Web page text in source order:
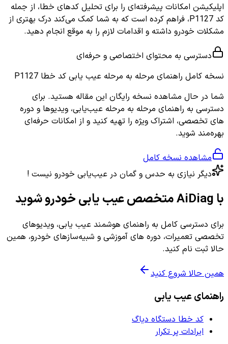
اپلیکیشن امکانات پیشرفته‌ای را برای تحلیل کدهای خطا، از جمله
کد P1127، فراهم کرده است که به شما کمک می‌کند درک بهتری از
مشکلات خودرو داشته و اقدامات لازم را به موقع انجام دهید.
دسترسی به محتوای اختصاصی و حرفه‌ای
نسخه کامل راهنمای مرحله به مرحله عیب یابی کد خطا P1127
شما در حال مشاهده نسخه رایگان این مقاله هستید. برای
دسترسی به راهنمای مرحله به مرحله عیب‌یابی، ویدیوها و دوره
های تخصصی، اشتراک ویژه را تهیه کنید و از امکانات حرفه‌ای
بهره‌مند شوید.
مشاهده نسخه کامل
دیگر نیازی به حدس و گمان در عیب‌یابی خودرو نیست !
با AiDiag متخصص عیب یابی خودرو شوید
برای دسترسی کامل به راهنمای هوشمند عیب یابی، ویدیوهای
تخصصی تعمیرات، دوره های آموزشی و شبیه‌سازهای خودرو، همین
حالا ثبت نام کنید.
همین حالا شروع کنید
راهنمای عیب یابی
کد خطا دستگاه دیاگ
ایرادات پر تکرار